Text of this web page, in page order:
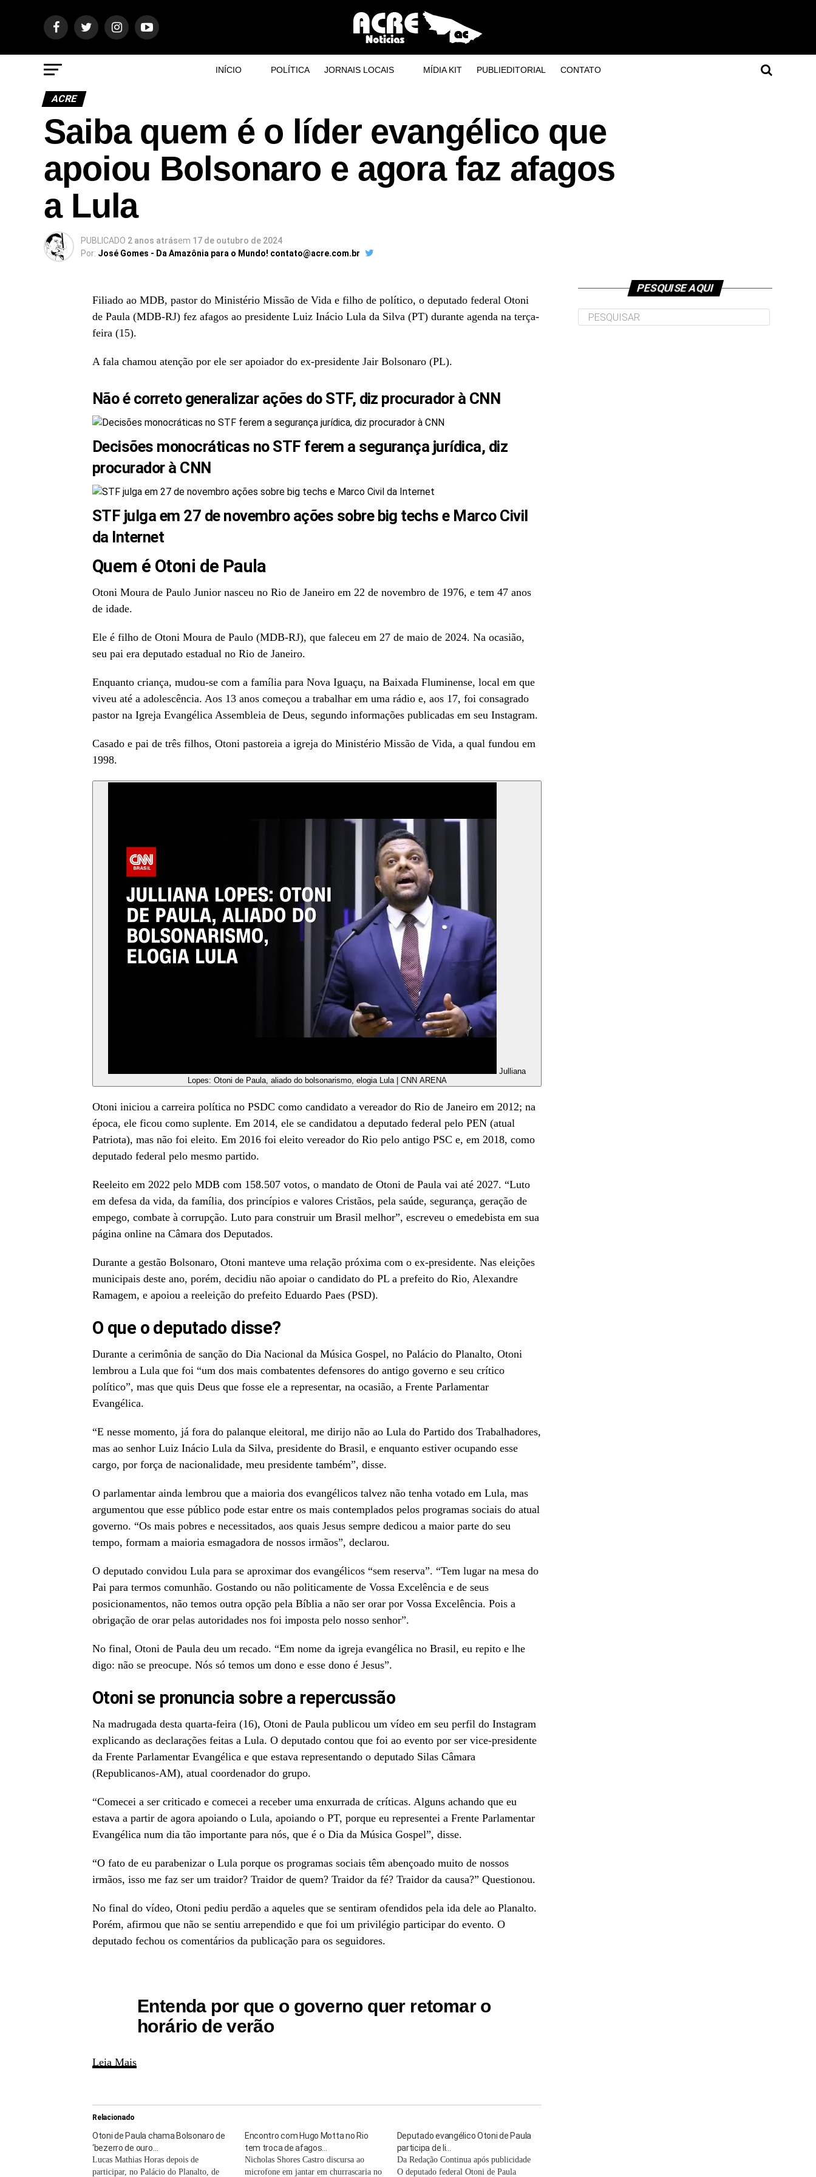
INÍCIO POLÍTICA JORNAIS LOCAIS MÍDIA KIT PUBLIEDITORIAL CONTATO
ACRE
Saiba quem é o líder evangélico que
apoiou Bolsonaro e agora faz afagos
a Lula
PUBLICADO 2 anos atrásem 17 de outubro de 2024
Por: José Gomes - Da Amazônia para o Mundo! contato@acre.com.br
Filiado ao MDB, pastor do Ministério Missão de Vida e filho de político, o deputado federal Otoni
de Paula (MDB-RJ) fez afagos ao presidente Luiz Inácio Lula da Silva (PT) durante agenda na terça-
feira (15).
A fala chamou atenção por ele ser apoiador do ex-presidente Jair Bolsonaro (PL).
Não é correto generalizar ações do STF, diz procurador à CNN
Decisões monocráticas no STF ferem a segurança jurídica, diz
procurador à CNN
STF julga em 27 de novembro ações sobre big techs e Marco Civil
da Internet
Quem é Otoni de Paula
Otoni Moura de Paulo Junior nasceu no Rio de Janeiro em 22 de novembro de 1976, e tem 47 anos
de idade.
Ele é filho de Otoni Moura de Paulo (MDB-RJ), que faleceu em 27 de maio de 2024. Na ocasião,
seu pai era deputado estadual no Rio de Janeiro.
Enquanto criança, mudou-se com a família para Nova Iguaçu, na Baixada Fluminense, local em que
viveu até a adolescência. Aos 13 anos começou a trabalhar em uma rádio e, aos 17, foi consagrado
pastor na Igreja Evangélica Assembleia de Deus, segundo informações publicadas em seu Instagram.
Casado e pai de três filhos, Otoni pastoreia a igreja do Ministério Missão de Vida, a qual fundou em
1998.
Julliana
Lopes: Otoni de Paula, aliado do bolsonarismo, elogia Lula | CNN ARENA
Otoni iniciou a carreira política no PSDC como candidato a vereador do Rio de Janeiro em 2012; na
época, ele ficou como suplente. Em 2014, ele se candidatou a deputado federal pelo PEN (atual
Patriota), mas não foi eleito. Em 2016 foi eleito vereador do Rio pelo antigo PSC e, em 2018, como
deputado federal pelo mesmo partido.
Reeleito em 2022 pelo MDB com 158.507 votos, o mandato de Otoni de Paula vai até 2027. “Luto
em defesa da vida, da família, dos princípios e valores Cristãos, pela saúde, segurança, geração de
empego, combate à corrupção. Luto para construir um Brasil melhor”, escreveu o emedebista em sua
página online na Câmara dos Deputados.
Durante a gestão Bolsonaro, Otoni manteve uma relação próxima com o ex-presidente. Nas eleições
municipais deste ano, porém, decidiu não apoiar o candidato do PL a prefeito do Rio, Alexandre
Ramagem, e apoiou a reeleição do prefeito Eduardo Paes (PSD).
O que o deputado disse?
Durante a cerimônia de sanção do Dia Nacional da Música Gospel, no Palácio do Planalto, Otoni
lembrou a Lula que foi “um dos mais combatentes defensores do antigo governo e seu crítico
político”, mas que quis Deus que fosse ele a representar, na ocasião, a Frente Parlamentar
Evangélica.
“E nesse momento, já fora do palanque eleitoral, me dirijo não ao Lula do Partido dos Trabalhadores,
mas ao senhor Luiz Inácio Lula da Silva, presidente do Brasil, e enquanto estiver ocupando esse
cargo, por força de nacionalidade, meu presidente também”, disse.
O parlamentar ainda lembrou que a maioria dos evangélicos talvez não tenha votado em Lula, mas
argumentou que esse público pode estar entre os mais contemplados pelos programas sociais do atual
governo. “Os mais pobres e necessitados, aos quais Jesus sempre dedicou a maior parte do seu
tempo, formam a maioria esmagadora de nossos irmãos”, declarou.
O deputado convidou Lula para se aproximar dos evangélicos “sem reserva”. “Tem lugar na mesa do
Pai para termos comunhão. Gostando ou não politicamente de Vossa Excelência e de seus
posicionamentos, não temos outra opção pela Bíblia a não ser orar por Vossa Excelência. Pois a
obrigação de orar pelas autoridades nos foi imposta pelo nosso senhor”.
No final, Otoni de Paula deu um recado. “Em nome da igreja evangélica no Brasil, eu repito e lhe
digo: não se preocupe. Nós só temos um dono e esse dono é Jesus”.
Otoni se pronuncia sobre a repercussão
Na madrugada desta quarta-feira (16), Otoni de Paula publicou um vídeo em seu perfil do Instagram
explicando as declarações feitas a Lula. O deputado contou que foi ao evento por ser vice-presidente
da Frente Parlamentar Evangélica e que estava representando o deputado Silas Câmara
(Republicanos-AM), atual coordenador do grupo.
“Comecei a ser criticado e comecei a receber uma enxurrada de críticas. Alguns achando que eu
estava a partir de agora apoiando o Lula, apoiando o PT, porque eu representei a Frente Parlamentar
Evangélica num dia tão importante para nós, que é o Dia da Música Gospel”, disse.
“O fato de eu parabenizar o Lula porque os programas sociais têm abençoado muito de nossos
irmãos, isso me faz ser um traidor? Traidor de quem? Traidor da fé? Traidor da causa?” Questionou.
No final do vídeo, Otoni pediu perdão a aqueles que se sentiram ofendidos pela ida dele ao Planalto.
Porém, afirmou que não se sentiu arrependido e que foi um privilégio participar do evento. O
deputado fechou os comentários da publicação para os seguidores.
Entenda por que o governo quer retomar o
horário de verão
Leia Mais
Relacionado
Otoni de Paula chama Bolsonaro de
‘bezerro de ouro…
Lucas Mathias Horas depois de
participar, no Palácio do Planalto, de
Encontro com Hugo Motta no Rio
tem troca de afagos…
Nicholas Shores Castro discursa ao
microfone em jantar em churrascaria no
Deputado evangélico Otoni de Paula
participa de li…
Da Redação Continua após publicidade
O deputado federal Otoni de Paula
PESQUISE AQUI